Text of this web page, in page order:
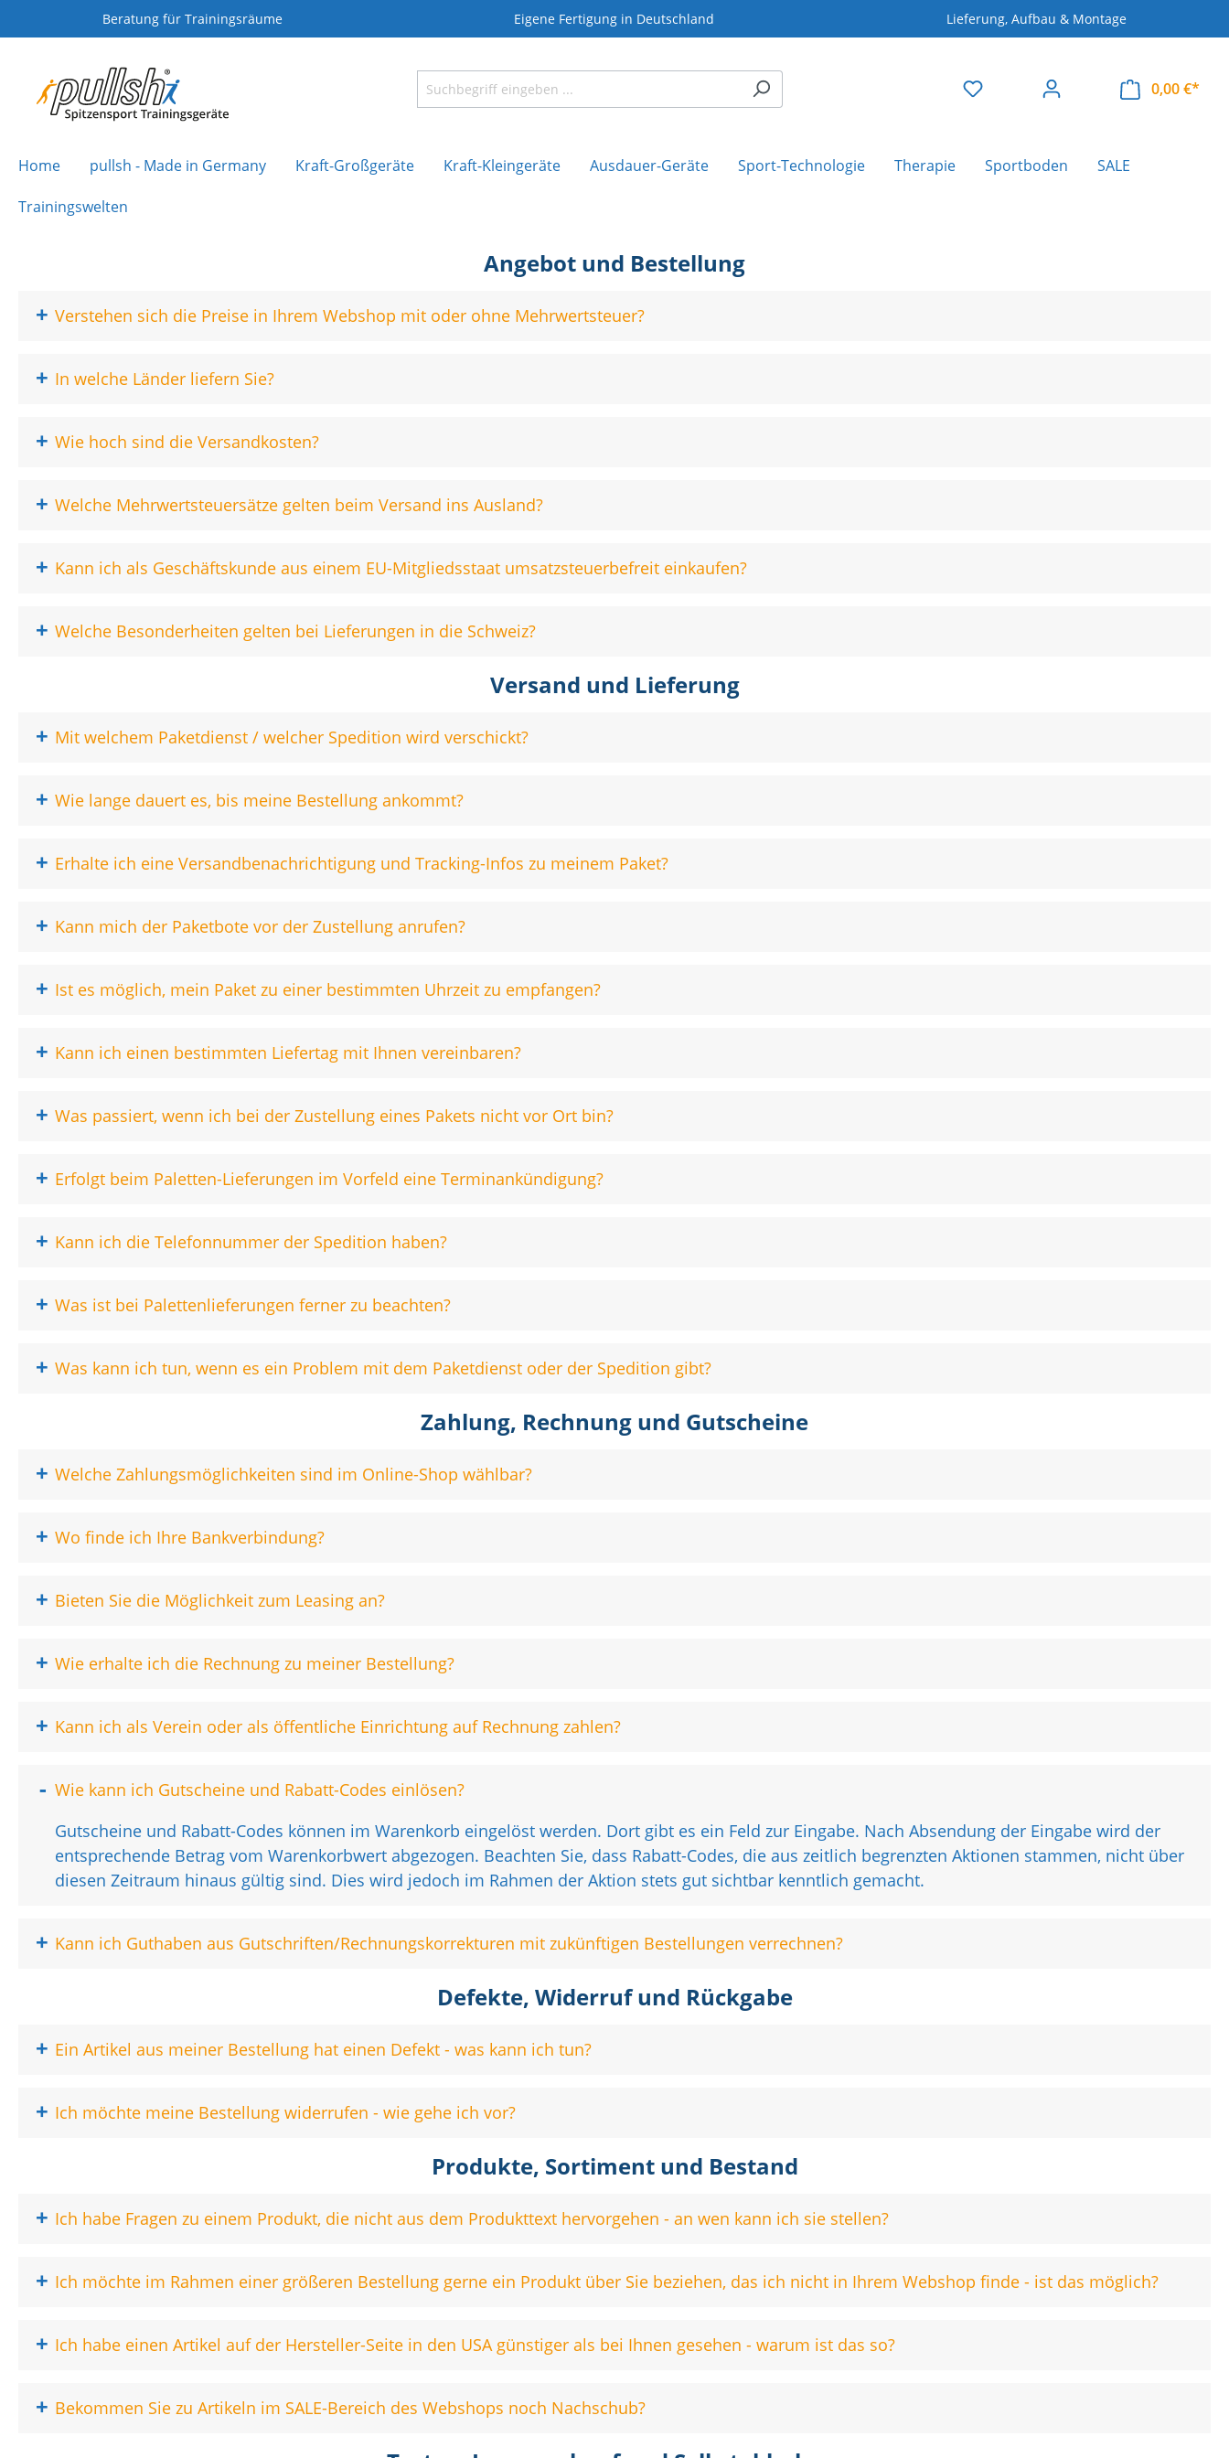
Beratung für Trainingsräume Eigene Fertigung in Deutschland Lieferung, Aufbau & Montage
0,00 €*
Home pullsh - Made in Germany Kraft-Großgeräte Kraft-Kleingeräte Ausdauer-Geräte Sport-Technologie Therapie Sportboden SALE
Trainingswelten
Angebot und Bestellung
+ Verstehen sich die Preise in Ihrem Webshop mit oder ohne Mehrwertsteuer?
+ In welche Länder liefern Sie?
+ Wie hoch sind die Versandkosten?
+ Welche Mehrwertsteuersätze gelten beim Versand ins Ausland?
+ Kann ich als Geschäftskunde aus einem EU-Mitgliedsstaat umsatzsteuerbefreit einkaufen?
+ Welche Besonderheiten gelten bei Lieferungen in die Schweiz?
Versand und Lieferung
+ Mit welchem Paketdienst / welcher Spedition wird verschickt?
+ Wie lange dauert es, bis meine Bestellung ankommt?
+ Erhalte ich eine Versandbenachrichtigung und Tracking-Infos zu meinem Paket?
+ Kann mich der Paketbote vor der Zustellung anrufen?
+ Ist es möglich, mein Paket zu einer bestimmten Uhrzeit zu empfangen?
+ Kann ich einen bestimmten Liefertag mit Ihnen vereinbaren?
+ Was passiert, wenn ich bei der Zustellung eines Pakets nicht vor Ort bin?
+ Erfolgt beim Paletten-Lieferungen im Vorfeld eine Terminankündigung?
+ Kann ich die Telefonnummer der Spedition haben?
+ Was ist bei Palettenlieferungen ferner zu beachten?
+ Was kann ich tun, wenn es ein Problem mit dem Paketdienst oder der Spedition gibt?
Zahlung, Rechnung und Gutscheine
+ Welche Zahlungsmöglichkeiten sind im Online-Shop wählbar?
+ Wo finde ich Ihre Bankverbindung?
+ Bieten Sie die Möglichkeit zum Leasing an?
+ Wie erhalte ich die Rechnung zu meiner Bestellung?
+ Kann ich als Verein oder als öffentliche Einrichtung auf Rechnung zahlen?
- Wie kann ich Gutscheine und Rabatt-Codes einlösen?
Gutscheine und Rabatt-Codes können im Warenkorb eingelöst werden. Dort gibt es ein Feld zur Eingabe. Nach Absendung der Eingabe wird der
entsprechende Betrag vom Warenkorbwert abgezogen. Beachten Sie, dass Rabatt-Codes, die aus zeitlich begrenzten Aktionen stammen, nicht über
diesen Zeitraum hinaus gültig sind. Dies wird jedoch im Rahmen der Aktion stets gut sichtbar kenntlich gemacht.
+ Kann ich Guthaben aus Gutschriften/Rechnungskorrekturen mit zukünftigen Bestellungen verrechnen?
Defekte, Widerruf und Rückgabe
+ Ein Artikel aus meiner Bestellung hat einen Defekt - was kann ich tun?
+ Ich möchte meine Bestellung widerrufen - wie gehe ich vor?
Produkte, Sortiment und Bestand
+ Ich habe Fragen zu einem Produkt, die nicht aus dem Produkttext hervorgehen - an wen kann ich sie stellen?
+ Ich möchte im Rahmen einer größeren Bestellung gerne ein Produkt über Sie beziehen, das ich nicht in Ihrem Webshop finde - ist das möglich?
+ Ich habe einen Artikel auf der Hersteller-Seite in den USA günstiger als bei Ihnen gesehen - warum ist das so?
+ Bekommen Sie zu Artikeln im SALE-Bereich des Webshops noch Nachschub?